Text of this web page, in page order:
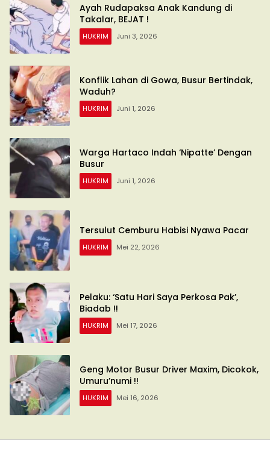
Ayah Rudapaksa Anak Kandung di
Takalar, BEJAT !
HUKRIM Juni 3, 2026
Konflik Lahan di Gowa, Busur Bertindak,
Waduh?
HUKRIM Juni 1, 2026
Warga Hartaco Indah ‘Nipatte’ Dengan
Busur
HUKRIM Juni 1, 2026
Tersulut Cemburu Habisi Nyawa Pacar
HUKRIM Mei 22, 2026
Pelaku: ‘Satu Hari Saya Perkosa Pak’,
Biadab !!
HUKRIM Mei 17, 2026
Geng Motor Busur Driver Maxim, Dicokok,
Umuru’numi !!
HUKRIM Mei 16, 2026